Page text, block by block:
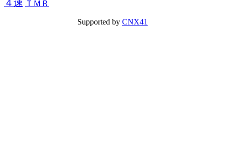
４速 ＴＭＲ
Supported by CNX41